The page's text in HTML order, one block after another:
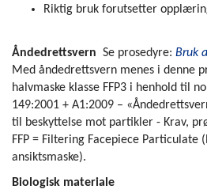
Riktig bruk forutsetter
Åndedrettsvern Se prosedyre: Bruk
Med åndedrettsvern menes i denne
halvmaske klasse FFP3 i henhold til
149:2001 + A1:2009 –
til beskyttelse mot partikler - Krav,
FFP = Filtering Facepiece Particulate
ansiktsmaske).
Biologisk materiale